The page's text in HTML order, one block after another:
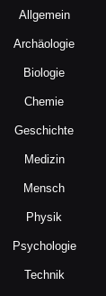
Allgemein
Archäologie
Biologie
Chemie
Geschichte
Medizin
Mensch
Physik
Psychologie
Technik